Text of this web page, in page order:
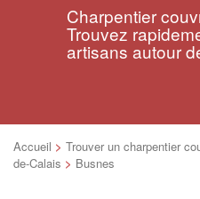
Charpentier
Trouvez
artisans autour
Accueil > Trouver un charpentier
de-Calais > Busnes